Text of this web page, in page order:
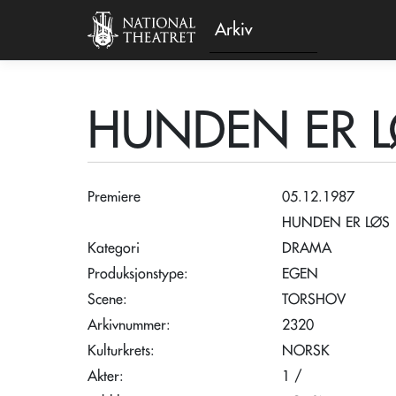
Arkiv
HUNDEN ER
Premiere
05.12.1987
HUNDEN ER LØS
Kategori
DRAMA
Produksjonstype:
EGEN
Scene:
TORSHOV
Arkivnummer:
2320
Kulturkrets:
NORSK
Akter:
1 /